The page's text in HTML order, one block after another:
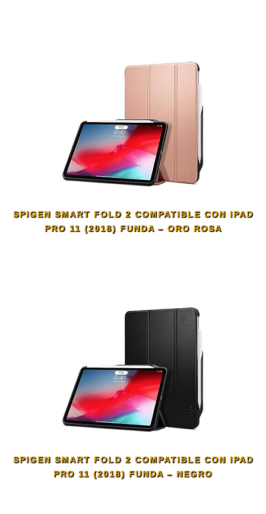
SPIGEN SMART FOLD 2 COMPATIBLE CON IPAD
PRO 11 (2018) FUNDA – ORO ROSA
SPIGEN SMART FOLD 2 COMPATIBLE CON IPAD
PRO 11 (2018) FUNDA – NEGRO